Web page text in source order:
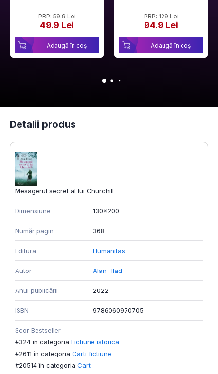
PRP: 59.9 Lei
49.9 Lei
Adaugă în coș
PRP: 129 Lei
94.9 Lei
Adaugă în coș
Detalii produs
Mesagerul secret al lui Churchill
Dimensiune 130x200
Număr pagini 368
Editura Humanitas
Autor Alan Hlad
Anul publicării 2022
ISBN 9786060970705
Scor Bestseller
#324 în categoria Fictiune istorica
#2611 în categoria Carti fictiune
#20514 în categoria Carti